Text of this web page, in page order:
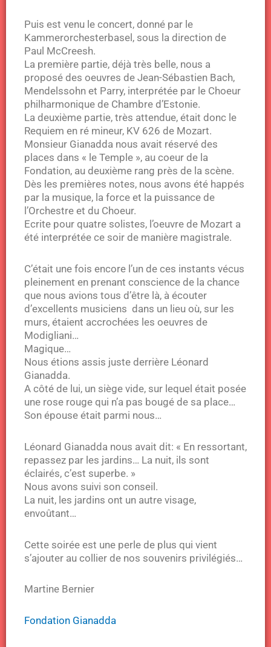
Puis est venu le concert, donné par le
Kammerorchesterbasel, sous la direction de
Paul McCreesh.
La première partie, déjà très belle, nous a
proposé des oeuvres de Jean-Sébastien Bach,
Mendelssohn et Parry, interprétée par le Choeur
philharmonique de Chambre d’Estonie.
La deuxième partie, très attendue, était donc le
Requiem en ré mineur, KV 626 de Mozart.
Monsieur Gianadda nous avait réservé des
places dans « le Temple », au coeur de la
Fondation, au deuxième rang près de la scène.
Dès les premières notes, nous avons été happés
par la musique, la force et la puissance de
l’Orchestre et du Choeur.
Ecrite pour quatre solistes, l’oeuvre de Mozart a
été interprétée ce soir de manière magistrale.
C’était une fois encore l’un de ces instants vécus
pleinement en prenant conscience de la chance
que nous avions tous d’être là, à écouter
d’excellents musiciens dans un lieu où, sur les
murs, étaient accrochées les oeuvres de
Modigliani…
Magique…
Nous étions assis juste derrière Léonard
Gianadda.
A côté de lui, un siège vide, sur lequel était posée
une rose rouge qui n’a pas bougé de sa place…
Son épouse était parmi nous…
Léonard Gianadda nous avait dit: « En ressortant,
repassez par les jardins… La nuit, ils sont
éclairés, c’est superbe. »
Nous avons suivi son conseil.
La nuit, les jardins ont un autre visage,
envoûtant…
Cette soirée est une perle de plus qui vient
s’ajouter au collier de nos souvenirs privilégiés…
Martine Bernier
Fondation Gianadda